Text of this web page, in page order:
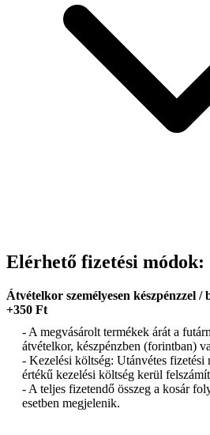
Elérhető fizetési módok:
Átvételkor személyesen készpénzzel
+350 Ft
- A megvásárolt termékek árát a
átvételkor, készpénzben (forintban)
- Kezelési költség: Utánvétes fizetési
értékű kezelési költség kerül
- A teljes fizetendő összeg a kosár
esetben megjelenik.